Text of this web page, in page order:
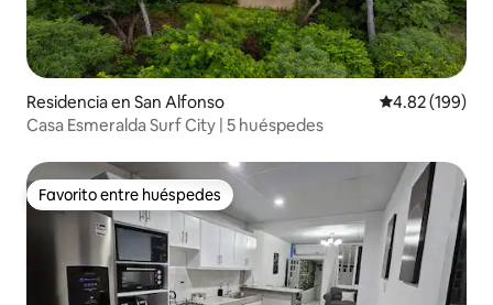
Residencia en San Alfonso Calificación
4.82 (199)
Casa Esmeralda Surf City | 5 huéspedes
Favorito entre huéspedes
Favorito entre huéspedes